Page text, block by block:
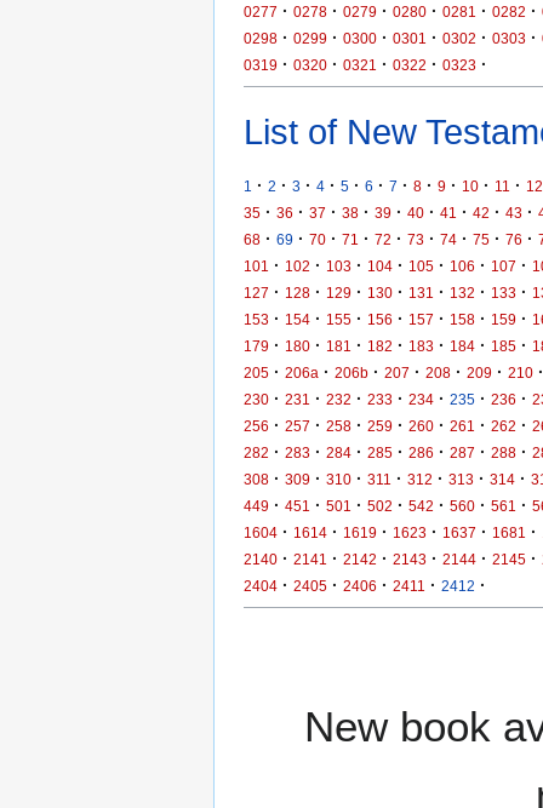
0277 · 0278 · 0279 · 0280 · 0281 · 0282 ·
0298 · 0299 · 0300 · 0301 · 0302 · 0303 ·
0319 · 0320 · 0321 · 0322 · 0323 ·
List of New
1 · 2 · 3 · 4 · 5 · 6 · 7 · 8 · 9 · 10 · 11 · 12
35 · 36 · 37 · 38 · 39 · 40 · 41 · 42 · 43 ·
68 · 69 · 70 · 71 · 72 · 73 · 74 · 75 · 76 ·
101
· 102 · 103 · 104 · 105 · 106 · 107 ·
127 · 128 · 129 · 130 · 131 · 132 · 133 ·
153 · 154 · 155 · 156 · 157 · 158 · 159 ·
179 · 180 · 181 · 182 · 183 · 184 · 185 ·
205 · 206a · 206b · 207 · 208 · 209 · 210 ·
230 · 231 · 232 · 233 · 234 · 235 · 236 ·
256 · 257 · 258 · 259 · 260 · 261 · 262 ·
282 · 283 · 284 · 285 · 286 · 287 · 288 ·
308 · 309 · 310 · 311 · 312 · 313 · 314 ·
449 · 451 · 501 · 502 · 542 · 560 · 561 ·
1604 · 1614 · 1619 · 1623 · 1637 · 1681 ·
2140 · 2141 · 2142 · 2143 · 2144 · 2145 ·
2404 · 2405 · 2406 · 2411 · 2412 ·
New book